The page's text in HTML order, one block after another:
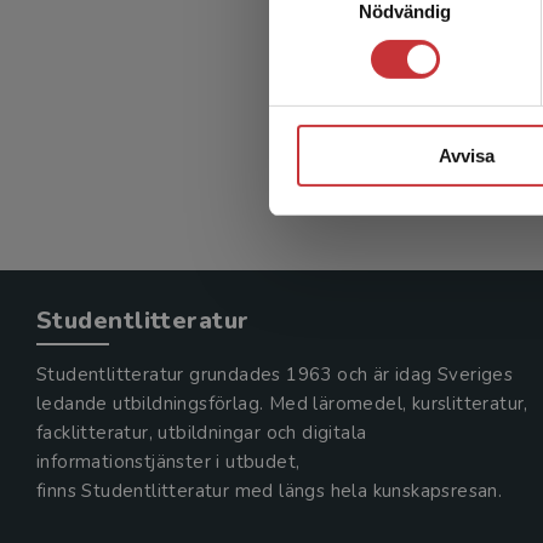
Nödvändig
Avvisa
386 kr
Exkl.
Studentlitteratur
Studentlitteratur grundades 1963 och är idag Sveriges
ledande utbildningsförlag. Med läromedel, kurslitteratur,
facklitteratur, utbildningar och digitala
informationstjänster i utbudet,
finns Studentlitteratur med längs hela kunskapsresan.